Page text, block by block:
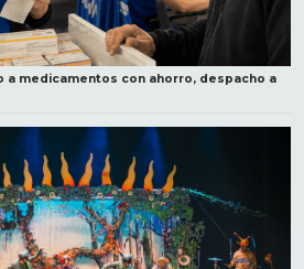
a medicamentos con ahorro, despacho a